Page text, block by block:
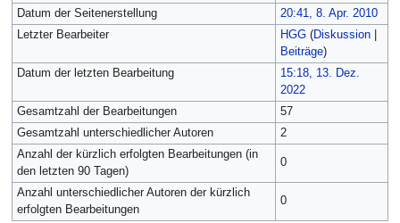
Datum der Seitenerstellung
20:41, 8. Apr. 2010
Letzter Bearbeiter
HGG (Diskussion|
Beiträge)
Datum der letzten Bearbeitung
15:18, 13. Dez.
2022
Gesamtzahl der Bearbeitungen
57
Gesamtzahl unterschiedlicher Autoren
2
Anzahl der kürzlich erfolgten Bearbeitungen (in
den letzten 90 Tagen)
0
Anzahl unterschiedlicher Autoren der kürzlich
erfolgten Bearbeitungen
0